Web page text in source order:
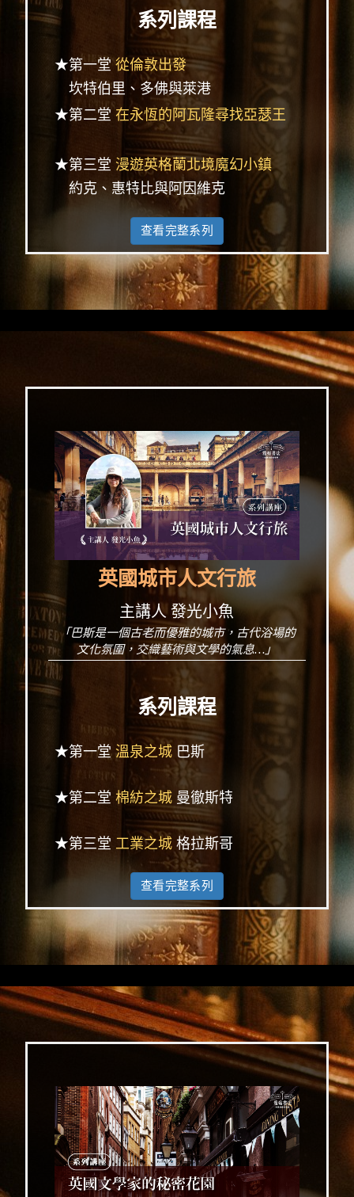
系列課程
★第一堂從倫敦出發
坎特伯里、多佛與萊港
★第二堂 在永恆的阿瓦隆尋找亞瑟王
★第三堂 漫遊英格蘭北境魔幻小鎮
約克、惠特比與阿因維克
查看完整系列
英國城市人文行旅
主講人 發光小魚
「巴斯是一個古老而優雅的城市，古代浴場的
文化氛圍，交織藝術與文學的氣息…」
系列課程
★第一堂 溫泉之城巴斯
★第二堂 棉紡之城曼徹斯特
★第三堂 工業之城格拉斯哥
查看完整系列